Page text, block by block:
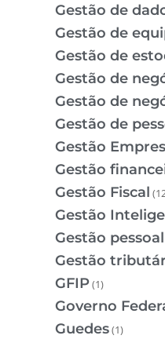
Gestão de
Gestão de
Gestão de
Gestão de
Gestão de
Gestão de
Gestão
Gestão
Gestão Fiscal
Gestão
Gestão pessoal
Gestão
GFIP(1)
Governo
Guedes(1)